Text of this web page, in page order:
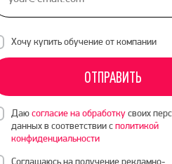
Хочу купить обучение от компании
ОТПРАВИТЬ
Даюсогласие на обработкусвоих
данных в соответствии сполитикой
конфиденциальности
Соглашаюсь на получение рекламно-